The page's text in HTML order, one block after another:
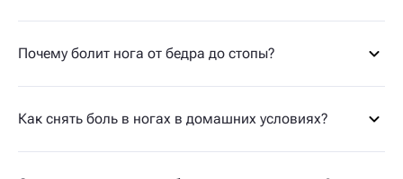
Почему болит нога от бедра до стопы?
Как снять боль в ногах в домашних условиях?